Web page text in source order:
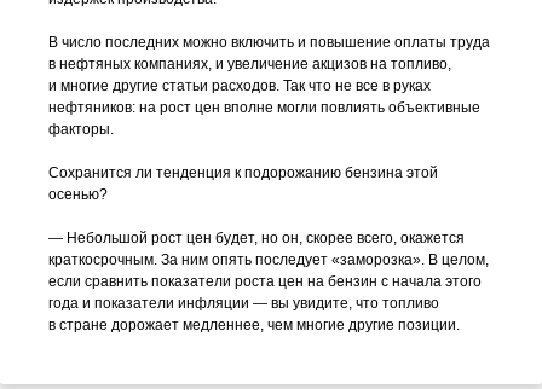
В число последних можно включить и повышение оплаты труда
в нефтяных компаниях, и увеличение акцизов на топливо,
и многие другие статьи расходов. Так что не все в руках
нефтяников: на рост цен вполне могли повлиять объективные
факторы.
Сохранится ли тенденция к подорожанию бензина этой
осенью?
— Небольшой рост цен будет, но он, скорее всего, окажется
краткосрочным. За ним опять последует «заморозка». В целом,
если сравнить показатели роста цен на бензин с начала этого
года и показатели инфляции — вы увидите, что топливо
в стране дорожает медленнее, чем многие другие позиции.